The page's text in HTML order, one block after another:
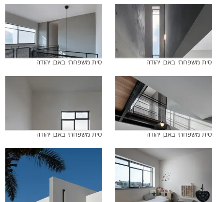
סית משפחתי באבן יהודה סית משפחתי באבן יהודה
סית משפחתי באבן יהודה סית משפחתי באבן יהודה